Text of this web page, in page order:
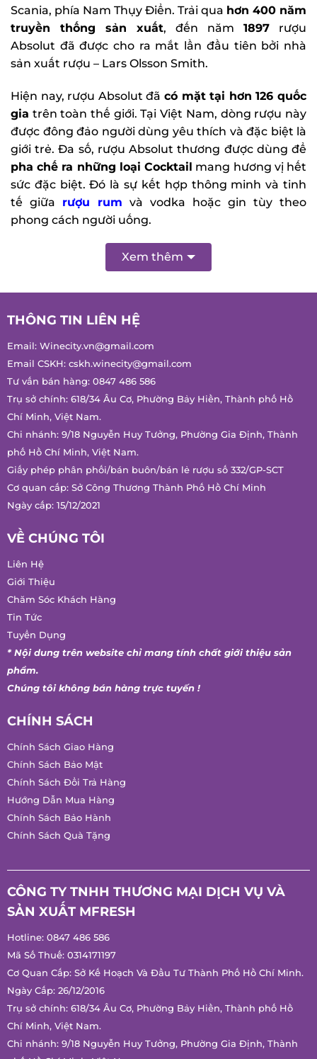
hơn 400 năm truyền thống sản xuất, đến năm
1897rượu Absolut đã được cho ra mắt lần đầu
tiên bởi nhà sản xuất rượu – Lars Olsson Smith.
quốc gia trên toàn thế giới. Tại Việt Nam, dòng
rượu này được đông đảo người dùng yêu thích và
đặc biệt là giới trẻ. Đa số, rượu Absolut thương
được dùng đểpha chế ra những loại Cocktail
mang hương vị hết sức đặc biệt. Đó là sự kết hợp
thông minh và tinh tế giữarượu rumvà vodka
hoặc gin tùy theo phong cách người uống.
Email: Winecity.vn@gmail.com
Email CSKH:cskh.winecity@gmail.com
Tư vấn bán hàng: 0847 486 586
Trụ sở chính: 618/34 Âu Cơ, Phường Bảy Hiền, Thành phố Hồ
Chí Minh, Việt Nam.
Chi nhánh: 9/18 Nguyễn Huy Tưởng, Phường Gia Định, Thành
phố Hồ Chí Minh, Việt Nam.
Giấy phép phân phối/bán buôn/bán lẻ rượu số 332/GP-SCT
Cơ quan cấp: Sở Công Thương Thành Phố Hồ Chí Minh
Ngày cấp: 15/12/2021
Liên Hệ
Giới Thiệu
Chăm Sóc Khách Hàng
Tin Tức
Tuyển Dụng
* Nội dung trên website chỉ mang tính chất giới thiệu sản
phẩm.
Chúng tôi không bán hàng trực tuyến !
Chính Sách Giao Hàng
Chính Sách Bảo Mật
Chính Sách Đổi Trả Hàng
Hướng Dẫn Mua Hàng
Chính Sách Bảo Hành
Chính Sách Quà Tặng
CÔNG TY TNHH THƯƠNG MẠI DỊCH VỤ VÀ
SẢN XUẤT MFRESH
Hotline:0847 486 586
Mã Số Thuế: 0314171197
Cơ Quan Cấp: Sở Kế Hoạch Và Đầu Tư Thành Phố Hồ Chí
Minh.
Ngày Cấp: 26/12/2016
Trụ sở chính: 618/34 Âu Cơ, Phường Bảy Hiền, Thành phố Hồ
Chí Minh, Việt Nam.
Chi nhánh: 9/18 Nguyễn Huy Tưởng, Phường Gia Định, Thành